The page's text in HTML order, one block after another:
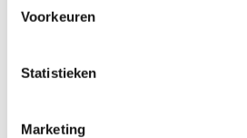
Voorkeuren
Statistieken
Marketing